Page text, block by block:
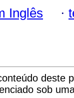
Inglês ·
deste
sob